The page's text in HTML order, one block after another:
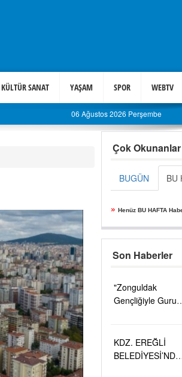
KÜLTÜR SANAT YAŞAM SPOR WEBTV
Bu akşam 52 bin kişi oradayız06 Ağustos 2026 Perşembe
Çok Okunanlar
BUGÜN BU
» Henüz BU HAFTA
Son Haberler
"Zonguldak
Gençliğiyle Gurur
KDZ. EREĞLİ